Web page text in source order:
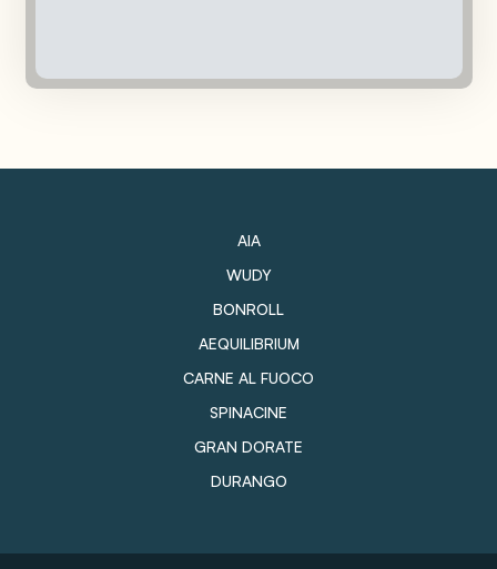
AIA
WUDY
BONROLL
AEQUILIBRIUM
CARNE AL FUOCO
SPINACINE
GRAN DORATE
DURANGO